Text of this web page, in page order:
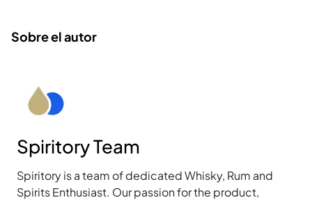
Sobre el autor
Spiritory Team
Spiritory is a team of dedicated Whisky, Rum and
Spirits Enthusiast. Our passion for the product,